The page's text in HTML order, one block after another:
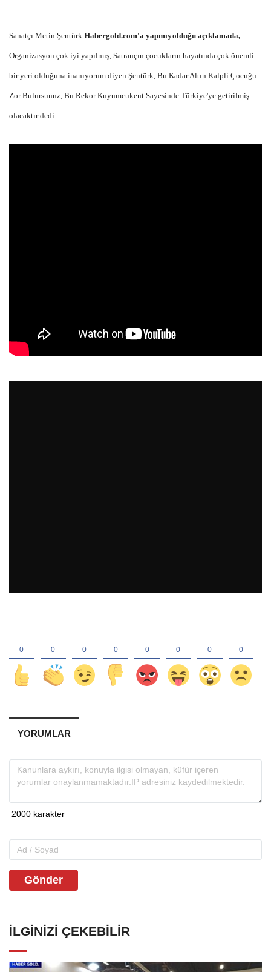
Sanatçı Metin Şentürk Habergold.com'a yapmış olduğu açıklamada,
Organizasyon çok iyi yapılmış, Satrançın çocukların hayatında çok önemli
bir yeri olduğuna inanıyorum diyen Şentürk, Bu Kadar Altın Kalpli Çocuğu
Zor Bulursunuz, Bu Rekor Kuyumcukent Sayesinde Türkiye'ye getirilmiş
olacaktır dedi.
YORUMLAR
Gönder
İLGINIZI ÇEKEBILIR